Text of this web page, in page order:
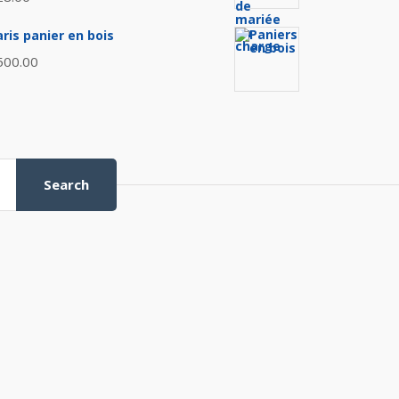
panier en bois
Search